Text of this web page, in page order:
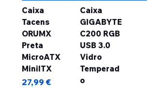
Caixa
Tacens
ORUMX
Preta
MicroATX
MiniITX
Preço
27,99 €
Caixa
GIGABYTE
C200 RGB
USB 3.0
Vidro
Temperad
o